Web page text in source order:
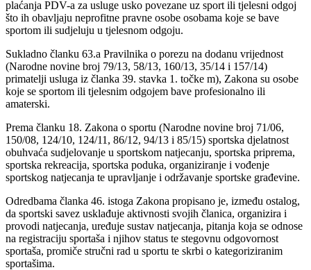
plaćanja PDV-a za usluge usko povezane uz sport ili tjelesni odgoj
što ih obavljaju neprofitne pravne osobe osobama koje se bave
sportom ili sudjeluju u tjelesnom odgoju.
Sukladno članku 63.a Pravilnika o porezu na dodanu vrijednost
(Narodne novine broj 79/13, 58/13, 160/13, 35/14 i 157/14)
primatelji usluga iz članka 39. stavka 1. točke m), Zakona su osobe
koje se sportom ili tjelesnim odgojem bave profesionalno ili
amaterski.
Prema članku 18. Zakona o sportu (Narodne novine broj 71/06,
150/08, 124/10, 124/11, 86/12, 94/13 i 85/15) sportska djelatnost
obuhvaća sudjelovanje u sportskom natjecanju, sportska priprema,
sportska rekreacija, sportska poduka, organiziranje i vođenje
sportskog natjecanja te upravljanje i održavanje sportske građevine.
Odredbama članka 46. istoga Zakona propisano je, između ostalog,
da sportski savez usklađuje aktivnosti svojih članica, organizira i
provodi natjecanja, uređuje sustav natjecanja, pitanja koja se odnose
na registraciju sportaša i njihov status te stegovnu odgovornost
sportaša, promiče stručni rad u sportu te skrbi o kategoriziranim
sportašima.